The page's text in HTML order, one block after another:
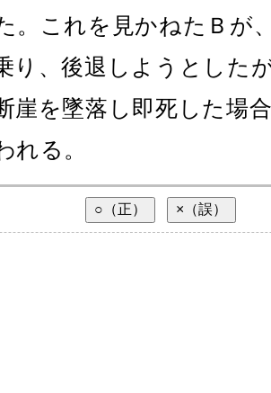
。これを見かねたＢが
り、後退しようとした
崖を墜落し即死した場
れる。